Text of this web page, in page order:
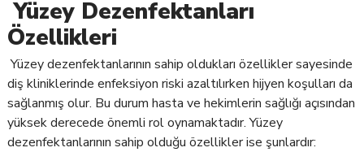
Yüzey Dezenfektanları
Özellikleri
Yüzey dezenfektanlarının sahip oldukları özellikler sayesinde
diş kliniklerinde enfeksiyon riski azaltılırken hijyen koşulları da
sağlanmış olur. Bu durum hasta ve hekimlerin sağlığı açısından
yüksek derecede önemli rol oynamaktadır. Yüzey
dezenfektanlarının sahip olduğu özellikler ise şunlardır: